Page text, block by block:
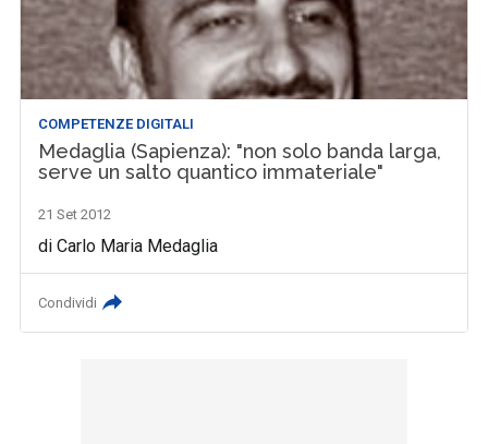
COMPETENZE DIGITALI
Medaglia (Sapienza): "non solo banda larga,
serve un salto quantico immateriale"
21 Set 2012
di Carlo Maria Medaglia
Condividi